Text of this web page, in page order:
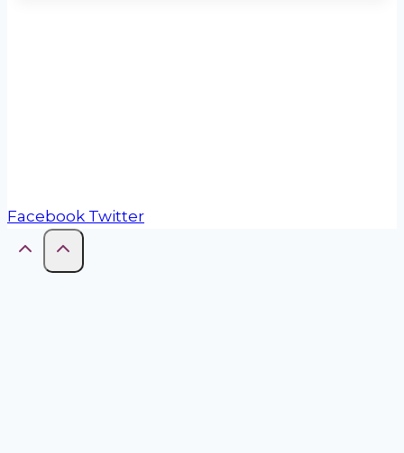
Facebook Twitter